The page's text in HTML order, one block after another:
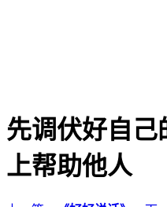
先调伏好自己
上帮助他人